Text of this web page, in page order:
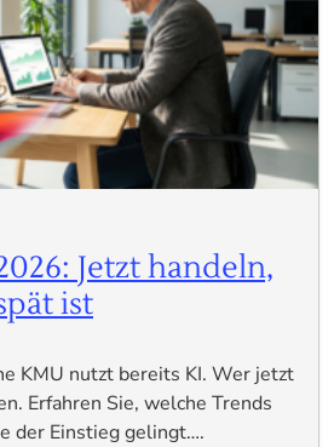
Jetzt handeln,
ist
KMU nutzt bereits KI. Wer jetzt
Erfahren Sie, welche Trends
der Einstieg gelingt….